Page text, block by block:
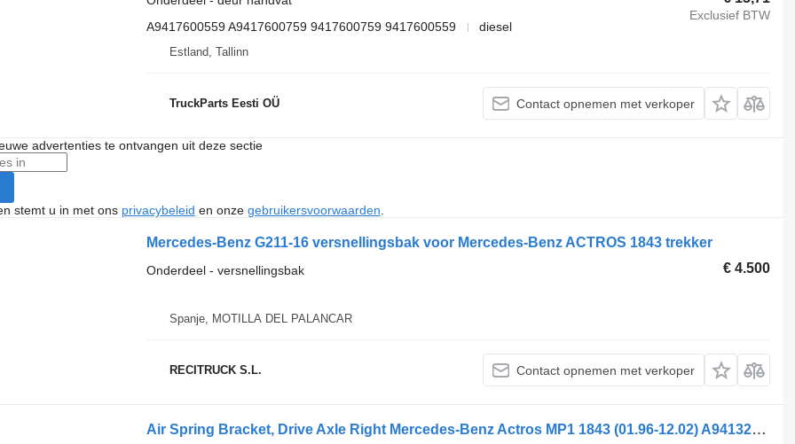
Exclusief BTW
A9417600559 A9417600759 9417600759 9417600559
diesel
Estland, Tallinn
TruckParts Eesti OÜ Contact opnemen met verkoper
advertenties te ontvangen uit deze sectie
stemt u in met ons privacybeleid en onze gebruikersvoorwaarden
Mercedes-Benz G211-16 versnellingsbak voor Mercedes-Benz ACTROS 1843 trekker
€ 4.500
Onderdeel - versnellingsbak
Spanje, MOTILLA DEL PALANCAR
RECITRUCK S.L. Contact opnemen met verkoper
Air Spring Bracket, Drive Axle Right Mercedes-Benz Actros MP1 1843 (01.96-12.02) A9413280541 voor Mercedes-Benz Actros, Axor MP1, MP2, MP3 (1996-2014) trekker